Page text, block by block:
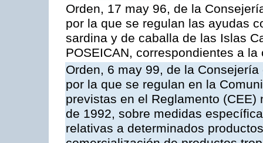
Orden, 17 may 96, de la
por la que se regulan las ayudas
sardina y de caballa de las Islas
POSEICAN, correspondientes a
Orden, 6 may 99, de la
por la que se regulan en la
previstas en el Reglamento
de 1992, sobre medidas
relativas a determinados